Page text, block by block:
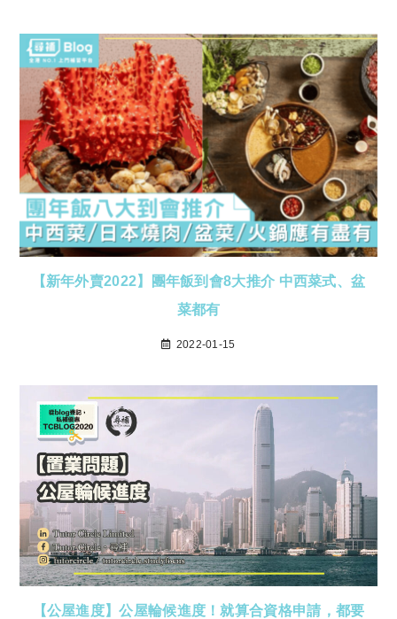
【新年外賣2022】團年飯到會8大推介 中西菜式、盆
菜都有
2022-01-15
【公屋進度】公屋輪候進度！就算合資格申請，都要